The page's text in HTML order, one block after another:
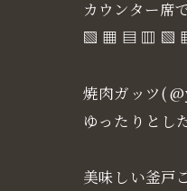
カウンター席
▧ ▦ ▤ ▥ ▧
焼肉ガッツ(
ゆったりとし
美味しい釜戸